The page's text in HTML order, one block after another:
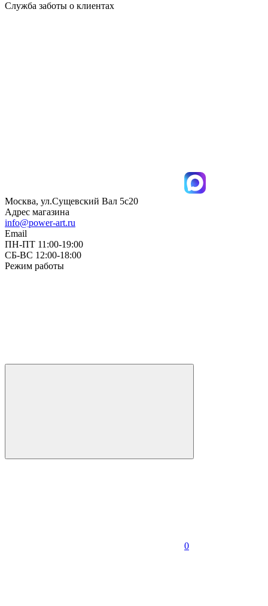
Служба заботы о клиентах
Москва, ул.Сущевский Вал 5с20
Адрес магазина
info@power-art.ru
Email
ПН-ПТ 11:00-19:00
СБ-ВС 12:00-18:00
Режим работы
0